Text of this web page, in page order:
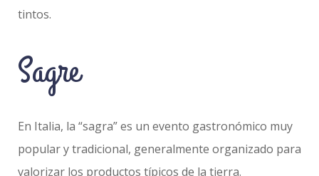
tintos.
Sagre
En Italia, la “sagra” es un evento gastronómico muy
popular y tradicional, generalmente organizado para
valorizar los productos típicos de la tierra.